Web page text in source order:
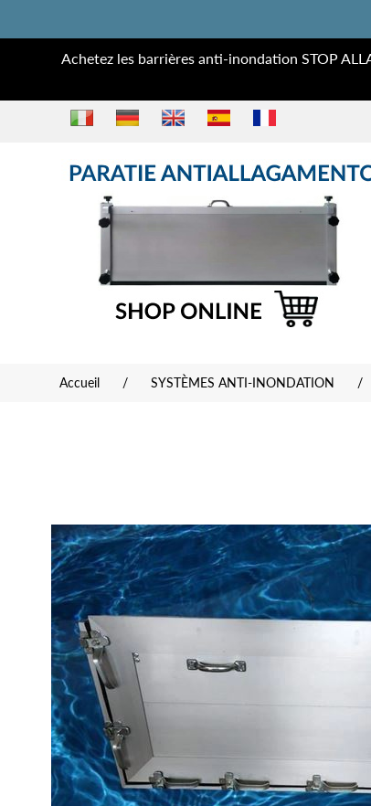
Achetez les barrières anti-inondation STOP
Accueil / SYSTÈMES ANTI-INONDATION /